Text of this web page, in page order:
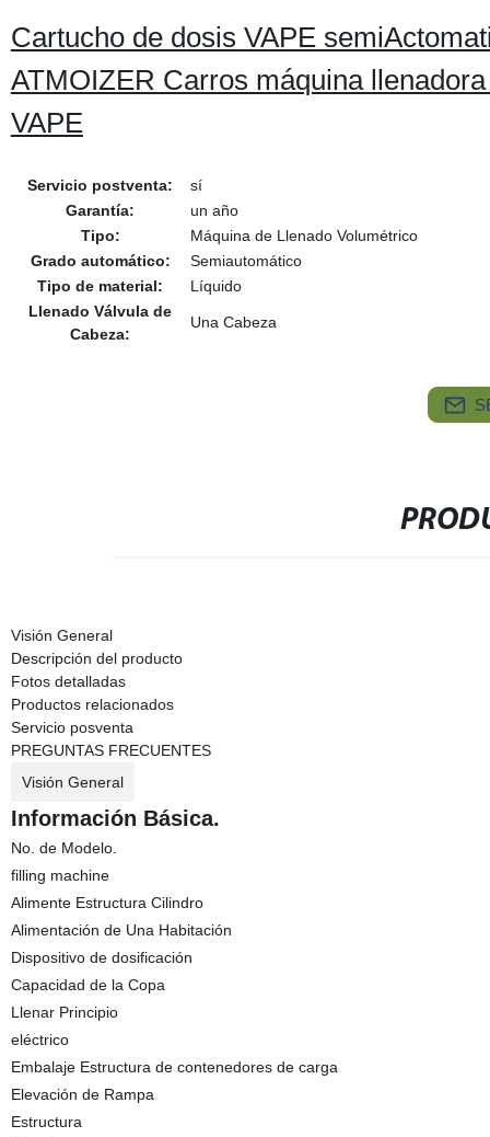
Cartucho de dosis VAPE
ATMOIZER Carros máquina
VAPE
Servicio postventa:
sí
Garantía:
un año
Tipo:
Máquina de Llenado Volumétrico
Grado automático:
Semiautomático
Tipo de material:
Líquido
Llenado Válvula de
Cabeza:
Una Cabeza
Visión General
Descripción del producto
Fotos detalladas
Productos relacionados
Servicio posventa
PREGUNTAS FRECUENTES
Visión General
Información Básica.
No. de Modelo.
filling machine
Alimente Estructura Cilindro
Alimentación de Una Habitación
Dispositivo de dosificación
Capacidad de la Copa
Llenar Principio
eléctrico
Embalaje Estructura de contenedores de carga
Elevación de Rampa
Estructura